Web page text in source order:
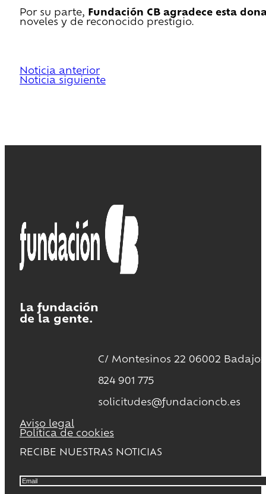
Por su parte,
Fundación CB agradece esta
noveles y de reconocido prestigio.
Noticia anterior
Noticia siguiente
La fundación
de la gente.
C/ Montesinos 22 06002 Badajoz
824 901 775
solicitudes@fundacioncb.es
Aviso legal
Política de cookies
RECIBE NUESTRAS NOTICIAS